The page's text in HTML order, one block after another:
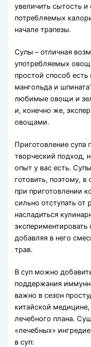
увеличить сытость и
потребляемых
начале трапезы.
Супы – отличная
употребляемых
простой способ
мангольда и
любимые овощи и
и, конечно же,
овощами.
Приготовление супа
творческий подход,
опыт у вас есть.
готовить, поэтому,
при приготовлении
сильно отступать
насладиться
добавляя в него
трав.
В суп можно
поддержания
важно в сезон
китайской
лечебного плана.
«лечебных»
в суп: